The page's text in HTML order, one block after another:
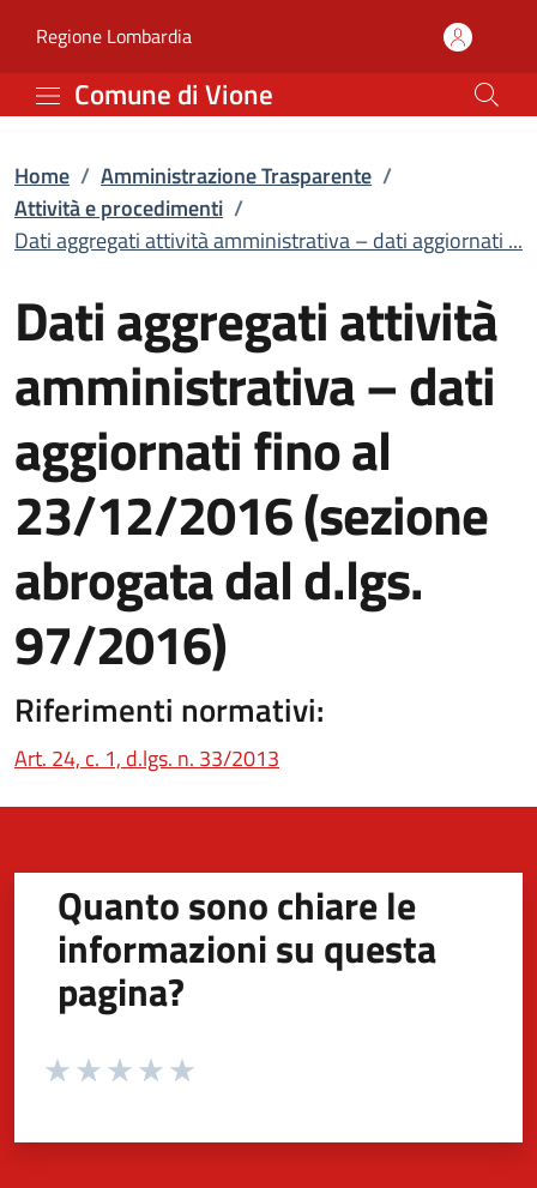
Dati aggregati attività
Regione Lombardia(apre in un'altra scheda).
Comune di Vione
Home / Amministrazione Trasparente /
Attività e procedimenti /
Dati aggregati attività amministrativa – dati aggiornati ...
Dati aggregati attività
amministrativa – dati
aggiornati fino al
23/12/2016 (sezione
abrogata dal d.lgs.
97/2016)
Riferimenti normativi:
Art. 24, c. 1, d.lgs. n. 33/2013
Quanto sono chiare le
informazioni su questa
pagina?
Valuta da 1 a 5 stelle la pagina